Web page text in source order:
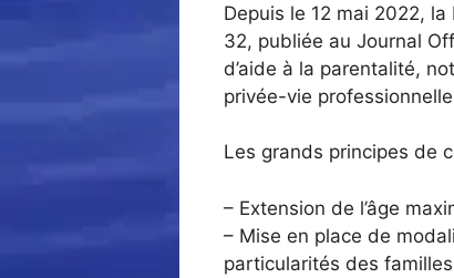
Depuis le 12 mai 2022,
32, publiée au Journal
d’aide à la parentalité,
privée-vie
Les grands principes de
– Extension de l’âge
– Mise en place de
particularités des